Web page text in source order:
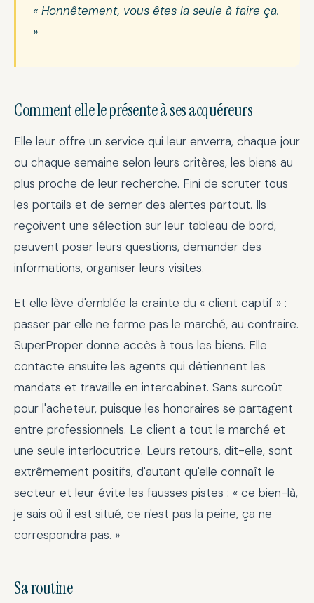
« Honnêtement, vous êtes la seule à faire ça.
»
Comment elle le présente à ses acquéreurs
Elle leur offre un service qui leur enverra, chaque jour
ou chaque semaine selon leurs critères, les biens au
plus proche de leur recherche. Fini de scruter tous
les portails et de semer des alertes partout. Ils
reçoivent une sélection sur leur tableau de bord,
peuvent poser leurs questions, demander des
informations, organiser leurs visites.
Et elle lève d'emblée la crainte du « client captif » :
passer par elle ne ferme pas le marché, au contraire.
SuperProper donne accès à tous les biens. Elle
contacte ensuite les agents qui détiennent les
mandats et travaille en intercabinet. Sans surcoût
pour l'acheteur, puisque les honoraires se partagent
entre professionnels. Le client a tout le marché et
une seule interlocutrice. Leurs retours, dit-elle, sont
extrêmement positifs, d'autant qu'elle connaît le
secteur et leur évite les fausses pistes : « ce bien-là,
je sais où il est situé, ce n'est pas la peine, ça ne
correspondra pas. »
Sa routine